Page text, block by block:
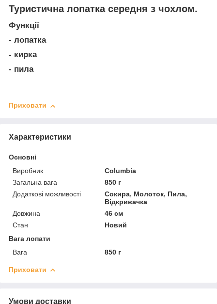
Туристична лопатка середня з чохлом.
Функції
- лопатка
- кирка
- пила
Приховати
Характеристики
Основні
Виробник
Columbia
Загальна вага
850 г
Додаткові можливості
Сокира, Молоток, Пила,
Відкривачка
Довжина
46 см
Стан
Новий
Вага лопати
Вага
850 г
Приховати
Умови доставки